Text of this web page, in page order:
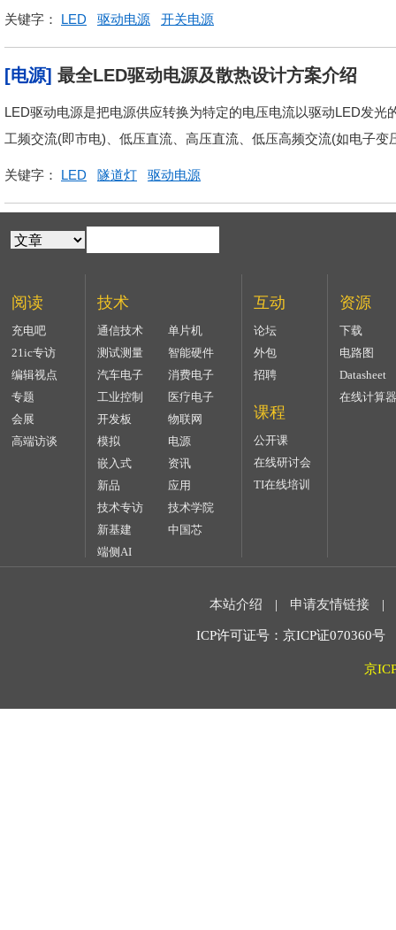
关键字： LED 驱动电源 开关电源
[电源] 最全LED驱动电源及散热设计方案介绍
LED驱动电源是把电源供应转换为特定的电压电流以驱动LED发
工频交流(即市电)、低压直流、高压直流、低压高频交流(如电子变
关键字： LED 隧道灯 驱动电源
阅读
充电吧
21ic专访
编辑视点
专题
会展
高端访谈
技术
通信技术
单片机
测试测量
智能硬件
汽车电子
消费电子
工业控制
医疗电子
开发板
物联网
模拟
电源
嵌入式
资讯
新品
应用
技术专访
技术学院
新基建
中国芯
端侧AI
互动
论坛
外包
招聘
课程
公开课
在线研讨会
TI在线培训
资源
下载
电路图
Datasheet
在线计算器
本站介绍 | 申请友情链接 |
ICP许可证号：京ICP证070360
京